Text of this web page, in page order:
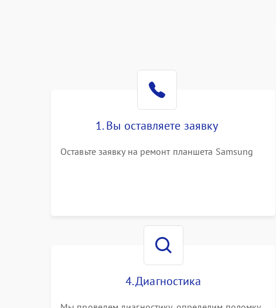
1. Вы оставляете заявку
Оставьте заявку на ремонт планшета Samsung
4. Диагностика